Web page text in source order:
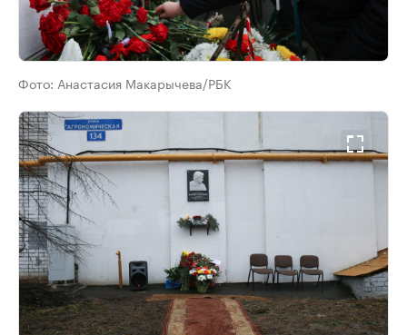
Фото: Анастасия Макарычева/РБК